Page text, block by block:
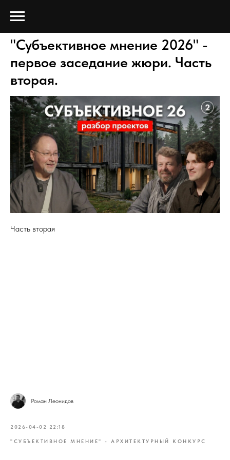
"Субъективное мнение 2026" -
первое заседание жюри. Часть
вторая.
Часть вторая
Роман Леонидов
2026-04-02 22:18
"СУБЪЕКТИВНОЕ МНЕНИЕ" - АРХИТЕКТУРНЫЙ КОНКУРС